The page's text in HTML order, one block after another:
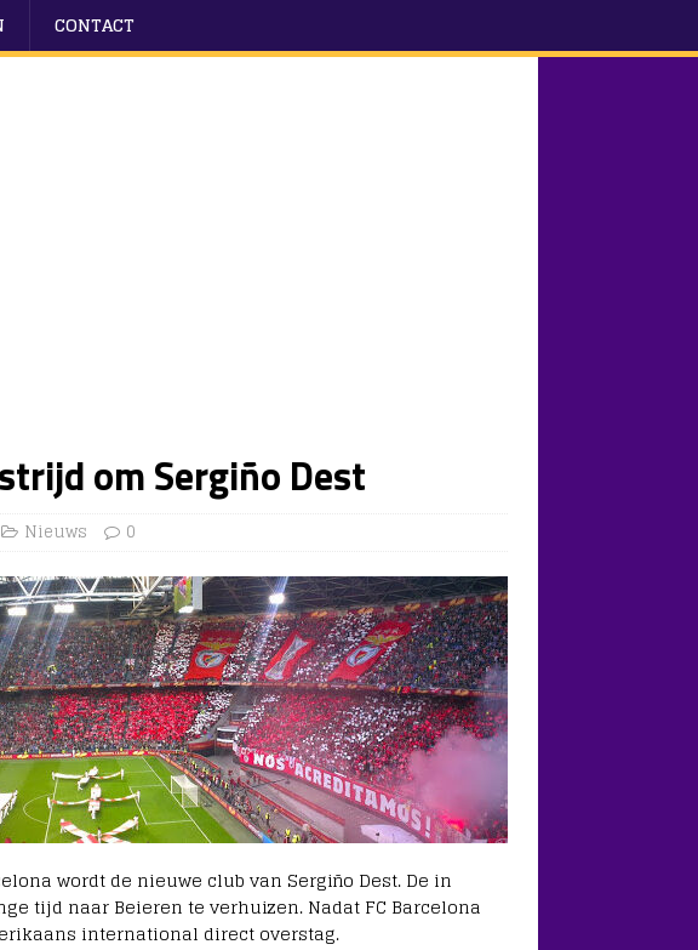
CONTACT
om Sergiño Dest
Nieuws 0
wordt de nieuwe club van Sergiño Dest. De in
tijd naar Beieren te verhuizen. Nadat FC Barcelona
international direct overstag.